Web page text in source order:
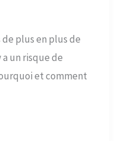
de plus en plus de
un risque de
et comment